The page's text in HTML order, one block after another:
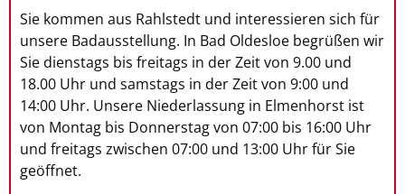
Sie kommen aus Rahlstedt und interessieren sich für
unsere Badausstellung. In Bad Oldesloe begrüßen wir
Sie dienstags bis freitags in der Zeit von 9.00 und
18.00 Uhr und samstags in der Zeit von 9:00 und
14:00 Uhr. Unsere Niederlassung in Elmenhorst ist
von Montag bis Donnerstag von 07:00 bis 16:00 Uhr
und freitags zwischen 07:00 und 13:00 Uhr für Sie
geöffnet.